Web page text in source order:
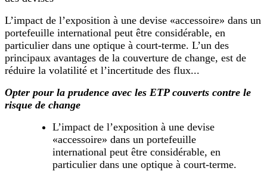
L’impact de l’exposition à une devise «accessoire» dans un
portefeuille international peut être considérable, en
particulier dans une optique à court-terme. L’un des
principaux avantages de la couverture de change, est de
réduire la volatilité et l’incertitude des flux...
Opter pour la prudence avec les ETP couverts contre le
risque de change
L’impact de l’exposition à une devise
«accessoire» dans un portefeuille
international peut être considérable, en
particulier dans une optique à court-terme.